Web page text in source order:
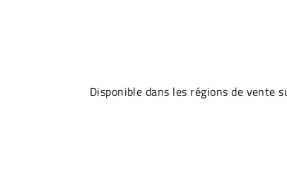
Disponible dans les régions de vente